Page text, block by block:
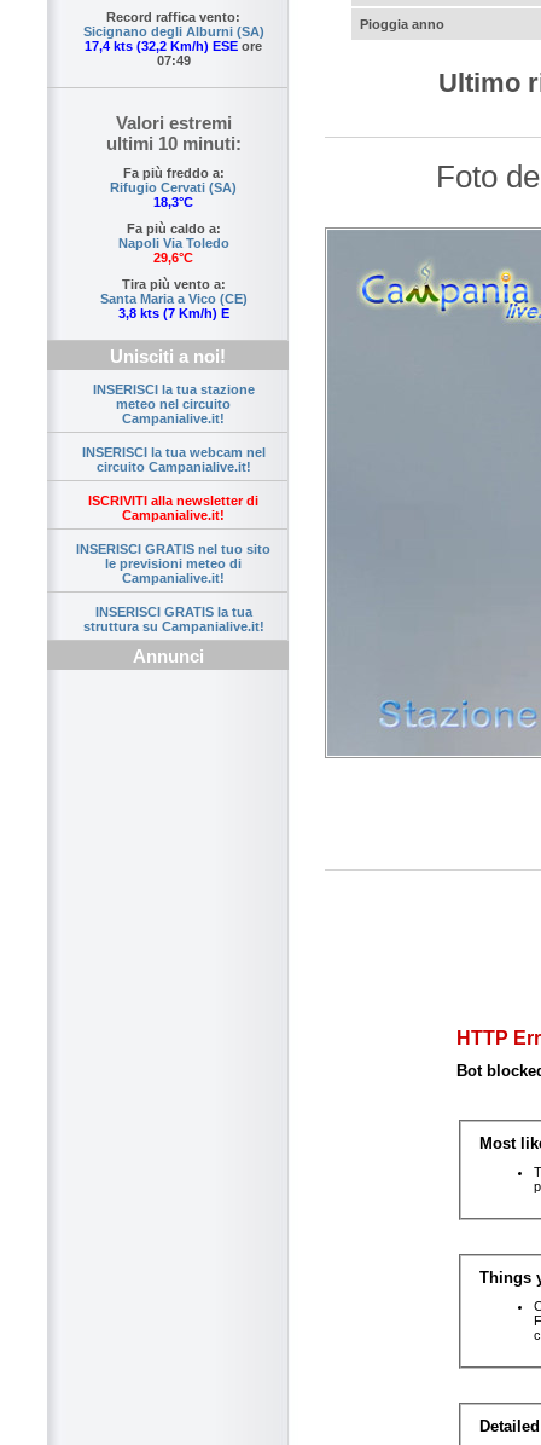
Record raffica vento:
Sicignano degli Alburni (SA)
17,4 kts (32,2 Km/h) ESE ore
07:49
Valori estremi
ultimi 10 minuti:
Fa più freddo a:
Rifugio Cervati (SA)
18,3°C
Fa più caldo a:
Napoli Via Toledo
29,6°C
Tira più vento a:
Santa Maria a Vico (CE)
3,8 kts (7 Km/h) E
Unisciti a noi!
INSERISCI la tua stazione
meteo nel circuito
Campanialive.it!
INSERISCI la tua webcam nel
circuito Campanialive.it!
ISCRIVITI alla newsletter di
Campanialive.it!
INSERISCI GRATIS nel tuo sito
le previsioni meteo di
Campanialive.it!
INSERISCI GRATIS la tua
struttura su Campanialive.it!
Annunci
Pioggia anno
Ultimo
Foto